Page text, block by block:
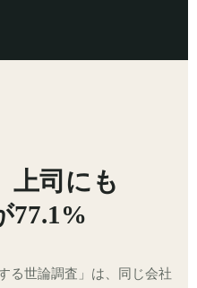
上司にも
77.1%
る世論調査」は、同じ会社